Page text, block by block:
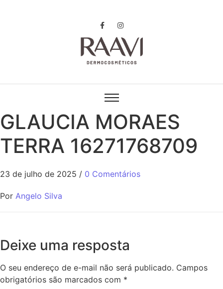
GLAUCIA MORAES
TERRA 16271768709
23 de julho de 2025 / 0 Comentários
Por Angelo Silva
Deixe uma resposta
O seu endereço de e-mail não será publicado. Campos
obrigatórios são marcados com *